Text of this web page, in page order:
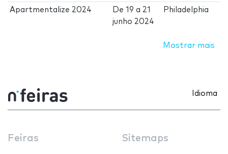
Apartmentalize 2024 De19 a 21
junho 2024
Philadelphia
Mostrar mais
Idioma
Feiras Sitemaps